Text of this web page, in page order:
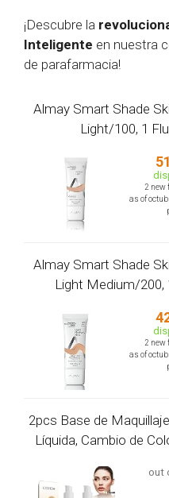
¡Descubre la
Inteligente en nuestra
de parafarmacia!
Almay Smart Shade
Light/100, 1
2 new
as of
Almay Smart Shade
Light Medium/200,
2 new
as of
2pcs Base de
Líquida, Cambio de
out